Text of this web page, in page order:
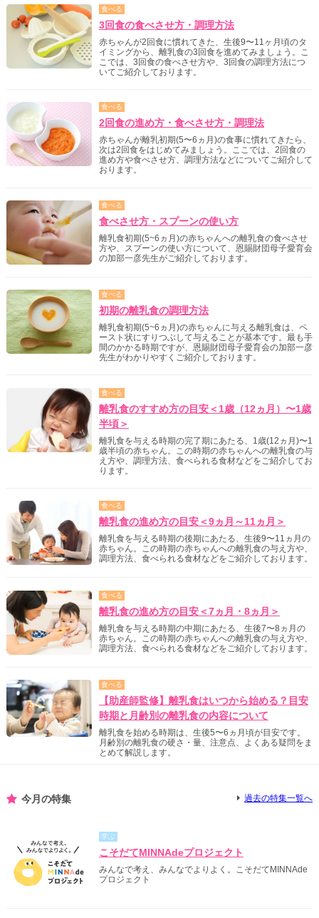
食べる
3回食の食べさせ方・調理方法
赤ちゃんが2回食に慣れてきた、生後9〜11ヶ月頃のタ
イミングから、離乳食の3回食を進めてみましょう。こ
こでは、3回食の食べさせ方や、3回食の調理方法につ
いてご紹介しております。
食べる
2回食の進め方・食べさせ方・調理法
赤ちゃんが離乳初期(5〜6ヵ月)の食事に慣れてきたら、
次は2回食をはじめてみましょう。ここでは、2回食の
進め方や食べさせ方、調理方法などについてご紹介して
おります。
食べる
食べさせ方・スプーンの使い方
離乳食初期(5~6ヵ月)の赤ちゃんへの離乳食の食べさせ
方や、スプーンの使い方について、恩賜財団母子愛育会
の加部一彦先生がご紹介しております。
食べる
初期の離乳食の調理方法
離乳食初期(5~6ヵ月)の赤ちゃんに与える離乳食は、ペ
ースト状にすりつぶして与えることが基本です。最も手
間のかかる時期ですが、恩賜財団母子愛育会の加部一彦
先生がわかりやすくご紹介しております。
食べる
離乳食のすすめ方の目安＜1歳（12ヵ月）〜1歳
半頃＞
離乳食を与える時期の完了期にあたる、1歳(12ヵ月)〜1
歳半頃の赤ちゃん。この時期の赤ちゃんへの離乳食の与
え方や、調理方法、食べられる食材などをご紹介してお
ります。
食べる
離乳食の進め方の目安＜9ヵ月～11ヵ月＞
離乳食を与える時期の後期にあたる、生後9〜11ヵ月の
赤ちゃん。この時期の赤ちゃんへの離乳食の与え方や、
調理方法、食べられる食材などをご紹介しております。
食べる
離乳食の進め方の目安＜7ヵ月・8ヵ月＞
離乳食を与える時期の中期にあたる、生後7〜8ヵ月の
赤ちゃん。この時期の赤ちゃんへの離乳食の与え方や、
調理方法、食べられる食材などをご紹介しております。
食べる
【助産師監修】離乳食はいつから始める？目安
時期と月齢別の離乳食の内容について
離乳食を始める時期は、生後5〜6ヵ月頃が目安です。
月齢別の離乳食の硬さ・量、注意点、よくある疑問をま
とめて解説します。
今月の特集 過去の特集一覧へ
学ぶ
こそだてMINNAdeプロジェクト
みんなで考え、みんなでよりよく。こそだてMINNAde
プロジェクト